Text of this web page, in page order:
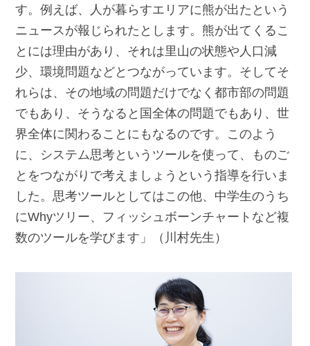
す。例えば、人が暮らすエリアに熊が出たという
ニュースが報じられたとします。熊が出てくるこ
とには理由があり、それは里山の状態や人口減
少、環境問題などとつながっています。そしてそ
れらは、その地域の問題だけでなく都市部の問題
でもあり、そうなると国全体の問題でもあり、世
界全体に関わることにもなるのです。このよう
に、システム思考というツールを使って、ものご
とをつながりで考えましょうという指導を行いま
した。思考ツールとしてはこの他、中学生のうち
にWhyツリー、フィッシュボーンチャートなど複
数のツールを学びます」（川村先生）